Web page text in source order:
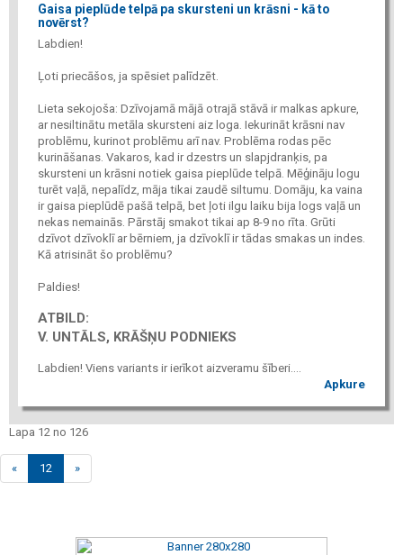
Gaisa pieplūde telpā pa skursteni un krāsni - kā to
novērst?
Labdien!
Ļoti priecāšos, ja spēsiet palīdzēt.
Lieta sekojoša: Dzīvojamā mājā otrajā stāvā ir malkas apkure,
ar nesiltinātu metāla skursteni aiz loga. Iekurināt krāsni nav
problēmu, kurinot problēmu arī nav. Problēma rodas pēc
kurināšanas. Vakaros, kad ir dzestrs un slapjdranķis, pa
skursteni un krāsni notiek gaisa pieplūde telpā. Mēģināju logu
turēt vaļā, nepalīdz, māja tikai zaudē siltumu. Domāju, ka vaina
ir gaisa pieplūdē pašā telpā, bet ļoti ilgu laiku bija logs vaļā un
nekas nemainās. Pārstāj smakot tikai ap 8-9 no rīta. Grūti
dzīvot dzīvoklī ar bērniem, ja dzīvoklī ir tādas smakas un indes.
Kā atrisināt šo problēmu?
Paldies!
ATBILD:
V. UNTĀLS, KRĀŠŅU PODNIEKS
Labdien! Viens variants ir ierīkot aizveramu šīberi....
Apkure
Lapa 12 no 126
« 12 »